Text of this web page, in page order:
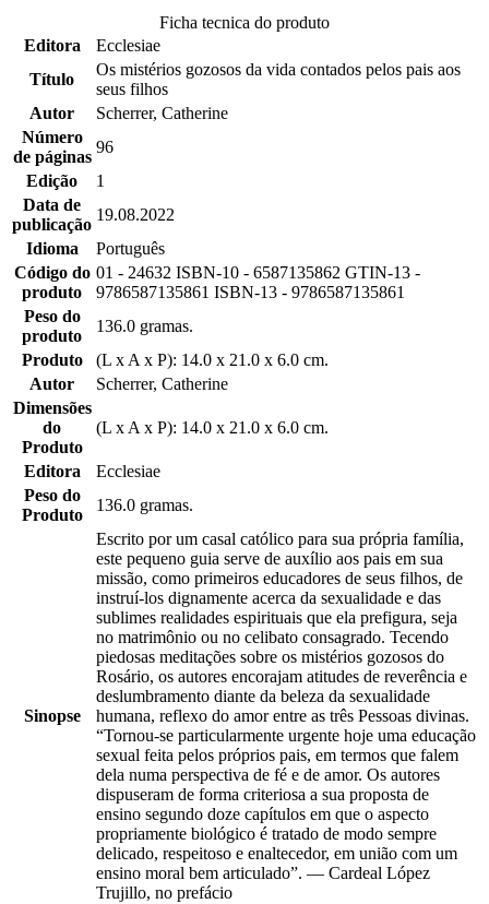
Ficha tecnica do produto
Editora
Ecclesiae
Título
Os mistérios gozosos da vida contados pelos pais aos
seus filhos
Autor
Scherrer, Catherine
Número
de páginas
96
Edição
1
Data de
publicação
19.08.2022
Idioma
Português
Código do
produto
01 - 24632 ISBN-10 - 6587135862 GTIN-13 -
9786587135861 ISBN-13 - 9786587135861
Peso do
produto
136.0 gramas.
Produto
(L x A x P): 14.0 x 21.0 x 6.0 cm.
Autor
Scherrer, Catherine
Dimensões
do
Produto
(L x A x P): 14.0 x 21.0 x 6.0 cm.
Editora
Ecclesiae
Peso do
Produto
136.0 gramas.
Sinopse
Escrito por um casal católico para sua própria família,
este pequeno guia serve de auxílio aos pais em sua
missão, como primeiros educadores de seus filhos, de
instruí-los dignamente acerca da sexualidade e das
sublimes realidades espirituais que ela prefigura, seja
no matrimônio ou no celibato consagrado. Tecendo
piedosas meditações sobre os mistérios gozosos do
Rosário, os autores encorajam atitudes de reverência e
deslumbramento diante da beleza da sexualidade
humana, reflexo do amor entre as três Pessoas divinas.
“Tornou-se particularmente urgente hoje uma educação
sexual feita pelos próprios pais, em termos que falem
dela numa perspectiva de fé e de amor. Os autores
dispuseram de forma criteriosa a sua proposta de
ensino segundo doze capítulos em que o aspecto
propriamente biológico é tratado de modo sempre
delicado, respeitoso e enaltecedor, em união com um
ensino moral bem articulado”. — Cardeal López
Trujillo, no prefácio